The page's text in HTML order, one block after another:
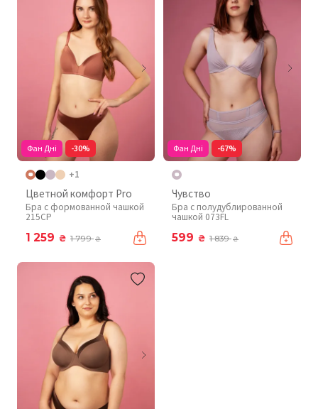
Фан Дні -30%
+1
Цветной комфорт Pro
Бра с формованной чашкой
215CP
1 259 ₴ 1 799₴
Фан Дні -67%
Чувство
Бра с полудублированной
чашкой 073FL
599 ₴ 1 839₴